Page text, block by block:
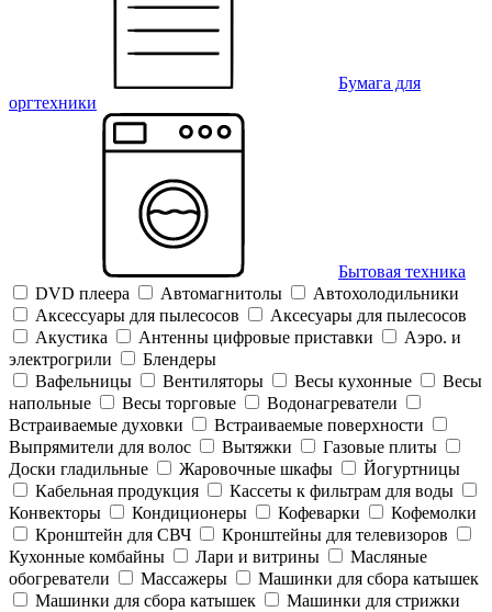
Бумага для
оргтехники
Бытовая техника
DVD плеера
Автомагнитолы
Автохолодильники
Аксессуары для пылесосов
Аксесуары для пылесосов
Акустика
Антенны цифровые приставки
Аэро. и
электрогрили
Блендеры
Вафельницы
Вентиляторы Весы кухонные
Весы
напольные
Весы торговые
Водонагреватели
Встраиваемые духовки
Встраиваемые поверхности
Выпрямители для волос
Вытяжки
Газовые плиты
Доски гладильные
Жаровочные шкафы
Йогуртницы
Кабельная продукция
Кассеты к фильтрам для воды
Конвекторы
Кондиционеры Кофеварки
Кофемолки
Кронштейн для СВЧ
Кронштейны для телевизоров
Кухонные комбайны
Лари и витрины
Масляные
обогреватели
Массажеры
Машинки для сбора катышек
Машинки для сбора катышек
Машинки для стрижки